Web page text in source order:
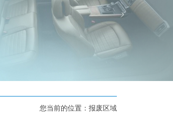
您当前的位置： 报废区域